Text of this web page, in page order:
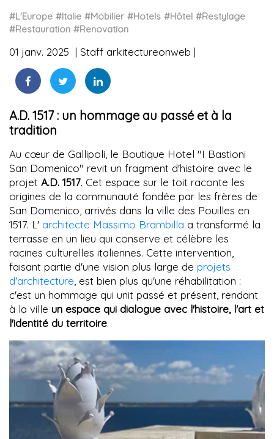
#L'Europe #Italie #Mobilier #Hotels #Hôtel #Restylage
#Restauration #Renovation
01 janv. 2025 Staff arkitectureonweb
A.D. 1517 : un hommage au passé et à la
tradition
Au cœur de Gallipoli, le Boutique Hotel "I Bastioni
San Domenico" revit un fragment d'histoire avec le
projet A.D. 1517. Cet espace sur le toit raconte les
origines de la communauté fondée par les frères de
San Domenico, arrivés dans la ville des Pouilles en
1517. L' architecte Massimo Brambilla a transformé la
terrasse en un lieu qui conserve et célèbre les
racines culturelles italiennes. Cette intervention,
faisant partie d'une vision plus large de projets
d'architecture , est bien plus qu'une réhabilitation :
c'est un hommage qui unit passé et présent, rendant
à la ville un espace qui dialogue avec l'histoire, l'art et
l'identité du territoire.